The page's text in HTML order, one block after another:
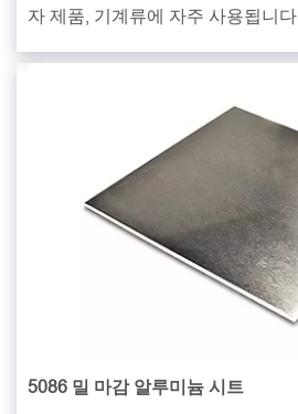
자 제품, 기계류에 자주 사용됩니다.
5086 밀 마감 알루미늄 시트